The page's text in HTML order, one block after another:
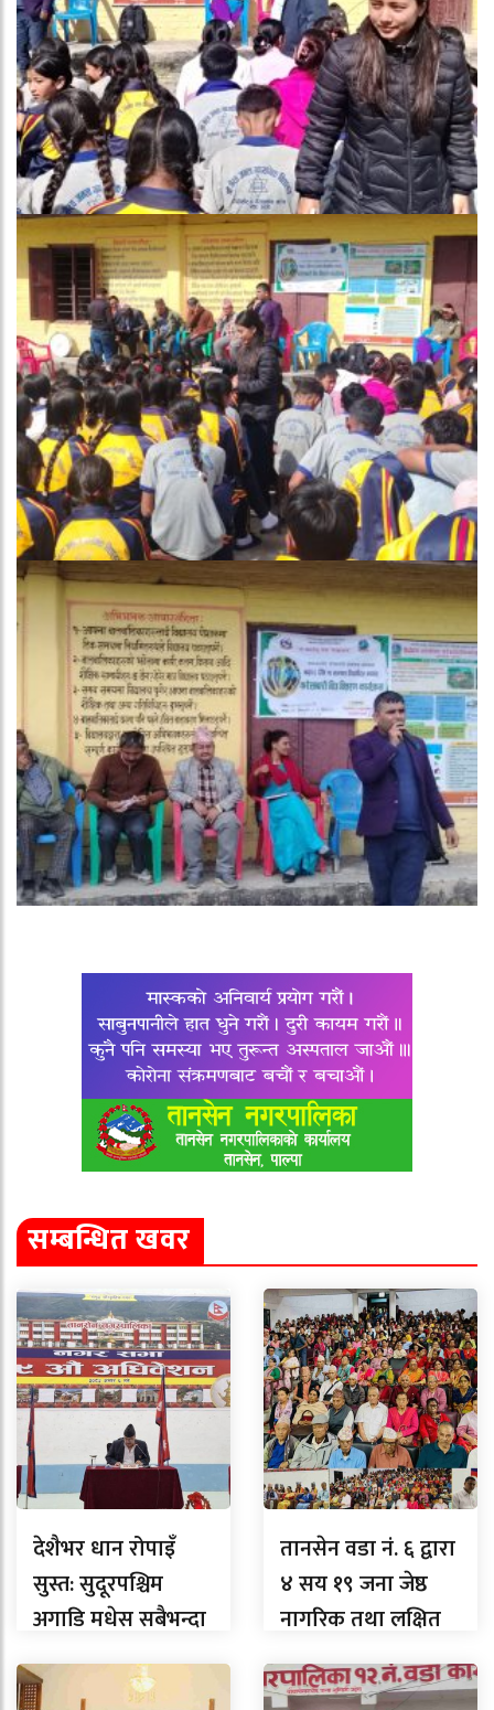
सम्बन्धित खवर
देशैभर धान रोपाइँ
सुस्त: सुदूरपश्चिम
अगाडि मधेस सबैभन्दा
पछाडि, लुम्बिनीमा
कति ?
तानसेन वडा नं. ६ द्वारा
४ सय १९ जना जेष्ठ
नागरिक तथा लक्षित
वर्गलाई सम्मान